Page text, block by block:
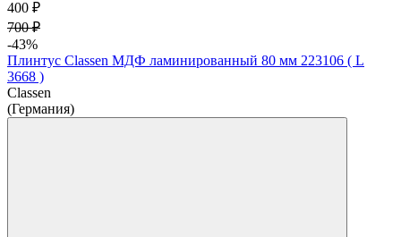
400 ₽
700 ₽
-43%
Плинтус Classen МДФ ламинированный 80 мм 223106 ( L
3668 )
Classen
(Германия)